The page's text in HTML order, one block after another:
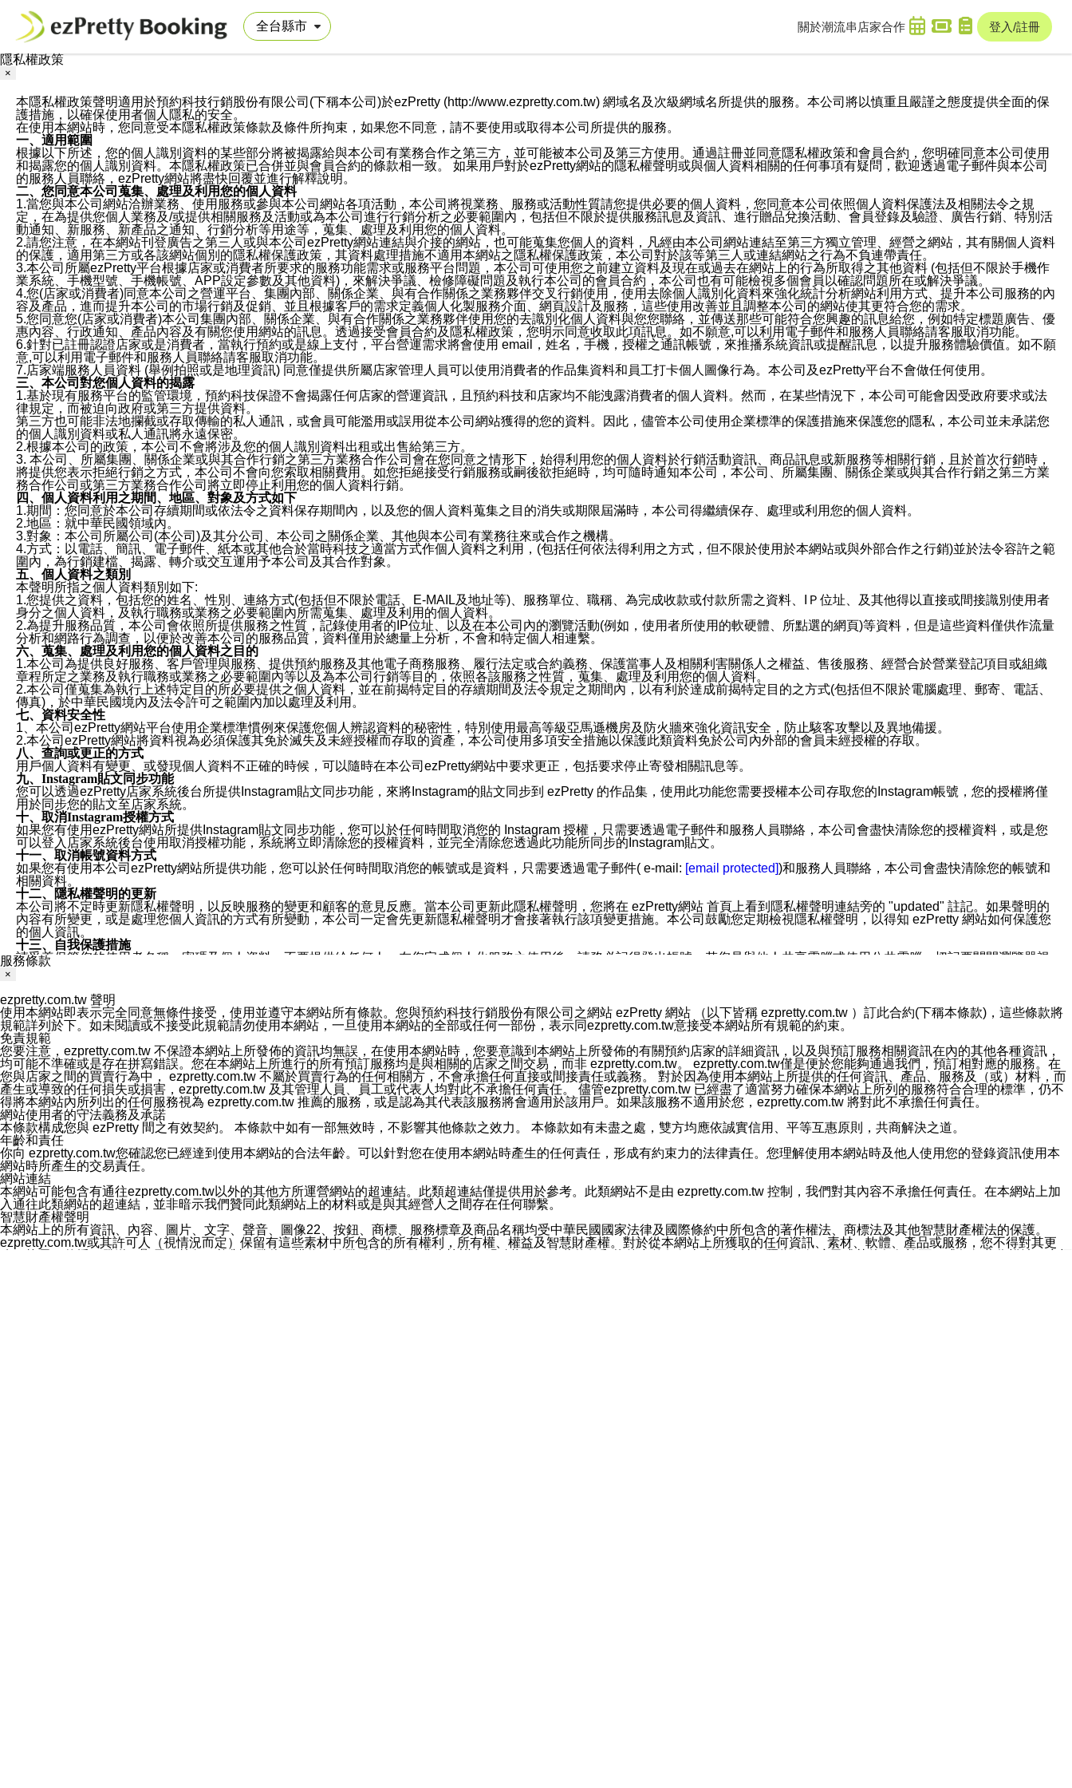
關於潮流串 店家合作 登入/註冊
隱私權政策
×
本隱私權政策聲明適用於預約科技行銷股份有限公司(下稱本公司)於ezPretty (http://www.ezpretty.com.tw) 網域名及次級網域名所提供的服務。本公司將以慎重且嚴謹之態度提供全面的保
護措施，以確保使用者個人隱私的安全。
在使用本網站時，您同意受本隱私權政策條款及條件所拘束，如果您不同意，請不要使用或取得本公司所提供的服務。
一、適用範圍
根據以下所述，您的個人識別資料的某些部分將被揭露給與本公司有業務合作之第三方，並可能被本公司及第三方使用。通過註冊並同意隱私權政策和會員合約，您明確同意本公司使用
和揭露您的個人識別資料。本隱私權政策已合併並與會員合約的條款相一致。 如果用戶對於ezPretty網站的隱私權聲明或與個人資料相關的任何事項有疑問，歡迎透過電子郵件與本公司
的服務人員聯絡，ezPretty網站將盡快回覆並進行解釋說明。
二、您同意本公司蒐集、處理及利用您的個人資料
1.當您與本公司網站洽辦業務、使用服務或參與本公司網站各項活動，本公司將視業務、服務或活動性質請您提供必要的個人資料，您同意本公司依照個人資料保護法及相關法令之規
定，在為提供您個人業務及/或提供相關服務及活動或為本公司進行行銷分析之必要範圍內，包括但不限於提供服務訊息及資訊、進行贈品兌換活動、會員登錄及驗證、廣告行銷、特別活
動通知、新服務、新產品之通知、行銷分析等用途等，蒐集、處理及利用您的個人資料。
2.請您注意，在本網站刊登廣告之第三人或與本公司ezPretty網站連結與介接的網站，也可能蒐集您個人的資料，凡經由本公司網站連結至第三方獨立管理、經營之網站，其有關個人資料
的保護，適用第三方或各該網站個別的隱私權保護政策，其資料處理措施不適用本網站之隱私權保護政策，本公司對於該等第三人或連結網站之行為不負連帶責任。
3.本公司所屬ezPretty平台根據店家或消費者所要求的服務功能需求或服務平台問題，本公司可使用您之前建立資料及現在或過去在網站上的行為所取得之其他資料 (包括但不限於手機作
業系統、手機型號、手機帳號、APP設定參數及其他資料)，來解決爭議、檢修障礙問題及執行本公司的會員合約，本公司也有可能檢視多個會員以確認問題所在或解決爭議。
4.您(店家或消費者)同意本公司之營運平台、集團內部、關係企業、與有合作關係之業務夥伴交叉行銷使用，使用去除個人識別化資料來強化統計分析網站利用方式、提升本公司服務的內
容及產品，進而提升本公司的市場行銷及促銷、並且根據客戶的需求定義個人化製服務介面、網頁設計及服務，這些使用改善並且調整本公司的網站使其更符合您的需求。
5.您同意您(店家或消費者)本公司集團內部、關係企業、與有合作關係之業務夥伴使用您的去識別化個人資料與您您聯絡，並傳送那些可能符合您興趣的訊息給您，例如特定標題廣告、優
惠內容、行政通知、產品內容及有關您使用網站的訊息。透過接受會員合約及隱私權政策，您明示同意收取此項訊息。如不願意,可以利用電子郵件和服務人員聯絡請客服取消功能。
6.針對已註冊認證店家或是消費者，當執行預約或是線上支付，平台營運需求將會使用 email，姓名，手機，授權之通訊帳號，來推播系統資訊或提醒訊息，以提升服務體驗價值。如不願
意,可以利用電子郵件和服務人員聯絡請客服取消功能。
7.店家端服務人員資料 (舉例拍照或是地理資訊) 同意僅提供所屬店家管理人員可以使用消費者的作品集資料和員工打卡個人圖像行為。本公司及ezPretty平台不會做任何使用。
三、本公司對您個人資料的揭露
1.基於現有服務平台的監管環境，預約科技保證不會揭露任何店家的營運資訊，且預約科技和店家均不能洩露消費者的個人資料。然而，在某些情況下，本公司可能會因受政府要求或法
律規定，而被迫向政府或第三方提供資料。
第三方也可能非法地攔截或存取傳輸的私人通訊，或會員可能濫用或誤用從本公司網站獲得的您的資料。因此，儘管本公司使用企業標準的保護措施來保護您的隱私，本公司並未承諾您
的個人識別資料或私人通訊將永遠保密。
2.根據本公司的政策，本公司不會將涉及您的個人識別資料出租或出售給第三方。
3. 本公司、所屬集團、關係企業或與其合作行銷之第三方業務合作公司會在您同意之情形下，始得利用您的個人資料於行銷活動資訊、商品訊息或新服務等相關行銷，且於首次行銷時，
將提供您表示拒絕行銷之方式，本公司不會向您索取相關費用。如您拒絕接受行銷服務或嗣後欲拒絕時，均可隨時通知本公司，本公司、所屬集團、關係企業或與其合作行銷之第三方業
務合作公司或第三方業務合作公司將立即停止利用您的個人資料行銷。
四、個人資料利用之期間、地區、對象及方式如下
1.期間：您同意於本公司存續期間或依法令之資料保存期間內，以及您的個人資料蒐集之目的消失或期限屆滿時，本公司得繼續保存、處理或利用您的個人資料。
2.地區：就中華民國領域內。
3.對象：本公司所屬公司(本公司)及其分公司、本公司之關係企業、其他與本公司有業務往來或合作之機構。
4.方式：以電話、簡訊、電子郵件、紙本或其他合於當時科技之適當方式作個人資料之利用，(包括任何依法得利用之方式，但不限於使用於本網站或與外部合作之行銷)並於法令容許之範
圍內，為行銷建檔、揭露、轉介或交互運用予本公司及其合作對象。
五、個人資料之類別
本聲明所指之個人資料類別如下:
1.您提供之資料，包括您的姓名、性別、連絡方式(包括但不限於電話、E-MAIL及地址等)、服務單位、職稱、為完成收款或付款所需之資料、IＰ位址、及其他得以直接或間接識別使用者
身分之個人資料，及執行職務或業務之必要範圍內所需蒐集、處理及利用的個人資料。
2.為提升服務品質，本公司會依照所提供服務之性質，記錄使用者的IP位址、以及在本公司內的瀏覽活動(例如，使用者所使用的軟硬體、所點選的網頁)等資料，但是這些資料僅供作流量
分析和網路行為調查，以便於改善本公司的服務品質，資料僅用於總量上分析，不會和特定個人相連繫。
六、蒐集、處理及利用您的個人資料之目的
1.本公司為提供良好服務、客戶管理與服務、提供預約服務及其他電子商務服務、履行法定或合約義務、保護當事人及相關利害關係人之權益、售後服務、經營合於營業登記項目或組織
章程所定之業務及執行職務或業務之必要範圍內等以及為本公司行銷等目的，依照各該服務之性質，蒐集、處理及利用您的個人資料。
2.本公司僅蒐集為執行上述特定目的所必要提供之個人資料，並在前揭特定目的存續期間及法令規定之期間內，以有利於達成前揭特定目的之方式(包括但不限於電腦處理、郵寄、電話、
傳真)，於中華民國境內及法令許可之範圍內加以處理及利用。
七、資料安全性
1、本公司ezPretty網站平台使用企業標準慣例來保護您個人辨認資料的秘密性，特別使用最高等級亞馬遜機房及防火牆來強化資訊安全，防止駭客攻擊以及異地備援。
2.本公司ezPretty網站將資料視為必須保護其免於滅失及未經授權而存取的資產，本公司使用多項安全措施以保護此類資料免於公司內外部的會員未經授權的存取。
八、查詢或更正的方式
用戶個人資料有變更、或發現個人資料不正確的時候，可以隨時在本公司ezPretty網站中要求更正，包括要求停止寄發相關訊息等。
九、Instagram貼文同步功能
您可以透過ezPretty店家系統後台所提供Instagram貼文同步功能，來將Instagram的貼文同步到 ezPretty 的作品集，使用此功能您需要授權本公司存取您的Instagram帳號，您的授權將僅
用於同步您的貼文至店家系統。
十、取消Instagram授權方式
如果您有使用ezPretty網站所提供Instagram貼文同步功能，您可以於任何時間取消您的 Instagram 授權，只需要透過電子郵件和服務人員聯絡，本公司會盡快清除您的授權資料，或是您
可以登入店家系統後台使用取消授權功能，系統將立即清除您的授權資料，並完全清除您透過此功能所同步的Instagram貼文。
十一、取消帳號資料方式
如果您有使用本公司ezPretty網站所提供功能，您可以於任何時間取消您的帳號或是資料，只需要透過電子郵件( e-mail: [email protected])和服務人員聯絡，本公司會盡快清除您的帳號和
相關資料。
十二、隱私權聲明的更新
本公司將不定時更新隱私權聲明，以反映服務的變更和顧客的意見反應。當本公司更新此隱私權聲明，您將在 ezPretty網站 首頁上看到隱私權聲明連結旁的 "updated" 註記。如果聲明的
內容有所變更，或是處理您個人資訊的方式有所變動，本公司一定會先更新隱私權聲明才會接著執行該項變更措施。本公司鼓勵您定期檢視隱私權聲明，以得知 ezPretty 網站如何保護您
的個人資訊。
十三、自我保護措施
請妥善保管您的使用者名稱、密碼及個人資料，不要提供給任何人。在您完成個人化服務之使用後，請務必記得登出帳號。若您是與他人共享電腦或使用公共電腦，切記要關閉瀏覽器視
窗，以防止他人讀取您的個人資料、信件或進入所機關管理區。
您同意本公司網站，透過您所提供的郵件地址與您取得聯絡並傳送或宣傳本網站各項服務之資料或電子郵件供您參考。您能依照該資料或電子郵件所指示之方法、說明或功能連結，隨時
停止接收這些資料或電子郵件。
十五、訊息通知
本公司/本服務將以通知型訊息傳送重要訊息給您。即使未加入本公司/本服務好友，您仍可接收到通知型訊息。
本公司/本服務傳送之通知型訊息以對您有效且重要的訊息為限，以廣告或其他目的的訊息皆不會被傳送。滿足以下三個條件者，將可收到通知型訊息。
1.LINE 帳號設定的電話號碼與本公司/本服務所傳來的電話號碼比對相符。
2.該 LINE 帳號已在 LINE APP 設定中，同意接收通知型訊息。
3.LINE 帳號未封鎖傳送訊息之 LINE 官方帳號。
欲變更通知型訊息的設定，操作如下：
1.點選「主頁」＞「設定」
2.點選「隱私設定」
3.點選「提供使用資料」
4.點選「LINE通知型訊息」
5.開關「接收LINE通知型訊息」
❗️關閉「接收通知型訊息」後，將不會接收到來自任何企業官方帳號或認證官方帳號的通知型訊息。
服務條款
×
ezpretty.com.tw 聲明
使用本網站即表示完全同意無條件接受，使用並遵守本網站所有條款。您與預約科技行銷股份有限公司之網站 ezPretty 網站 （以下皆稱 ezpretty.com.tw ）訂此合約(下稱本條款)，這些條款將
規範詳列於下。如未閱讀或不接受此規範請勿使用本網站，一旦使用本網站的全部或任何一部份，表示同ezpretty.com.tw意接受本網站所有規範的約束。
免責規範
您要注意，ezpretty.com.tw 不保證本網站上所發佈的資訊均無誤，在使用本網站時，您要意識到本網站上所發佈的有關預約店家的詳細資訊，以及與預訂服務相關資訊在內的其他各種資訊，
均可能不準確或是存在拼寫錯誤。您在本網站上所進行的所有預訂服務均是與相關的店家之間交易，而非 ezpretty.com.tw。 ezpretty.com.tw僅是便於您能夠通過我們，預訂相對應的服務。在
您與店家之間的買賣行為中， ezpretty.com.tw 不屬於買賣行為的任何相關方，不會承擔任何直接或間接責任或義務。 對於因為使用本網站上所提供的任何資訊、產品、服務及（或）材料，而
產生或導致的任何損失或損害，ezpretty.com.tw 及其管理人員、員工或代表人均對此不承擔任何責任。 儘管ezpretty.com.tw 已經盡了適當努力確保本網站上所列的服務符合合理的標準，仍不
得將本網站內所列出的任何服務視為 ezpretty.com.tw 推薦的服務，或是認為其代表該服務將會適用於該用戶。如果該服務不適用於您，ezpretty.com.tw 將對此不承擔任何責任。
網站使用者的守法義務及承諾
本條款構成您與 ezPretty 間之有效契約。 本條款中如有一部無效時，不影響其他條款之效力。 本條款如有未盡之處，雙方均應依誠實信用、平等互惠原則，共商解決之道。
年齡和責任
你向 ezpretty.com.tw您確認您已經達到使用本網站的合法年齡。可以針對您在使用本網站時產生的任何責任，形成有約束力的法律責任。您理解使用本網站時及他人使用您的登錄資訊使用本
網站時所產生的交易責任。
網站連結
本網站可能包含有通往ezpretty.com.tw以外的其他方所運營網站的超連結。此類超連結僅提供用於參考。此類網站不是由 ezpretty.com.tw 控制，我們對其內容不承擔任何責任。在本網站上加
入通往此類網站的超連結，並非暗示我們贊同此類網站上的材料或是與其經營人之間存在任何聯繫。
智慧財產權聲明
本網站上的所有資訊、內容、圖片、文字、聲音、圖像22、按鈕、商標、服務標章及商品名稱均受中華民國國家法律及國際條約中所包含的著作權法、商標法及其他智慧財產權法的保護。
ezpretty.com.tw或其許可人（視情況而定）保留有這些素材中所包含的所有權利，所有權、權益及智慧財產權。對於從本網站上所獲取的任何資訊、素材、軟體、產品或服務，您不得對其更